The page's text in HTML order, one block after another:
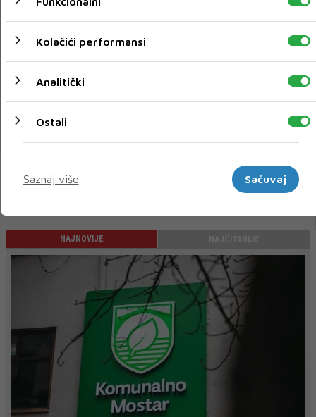
Prvi zajednički filmski festival četiri regionalna filmska
festivala
30 OŽU 2021
NAJNOVIJE
Kolačići performansi
Analitički
Ostali
Saznaj više
Sačuvaj